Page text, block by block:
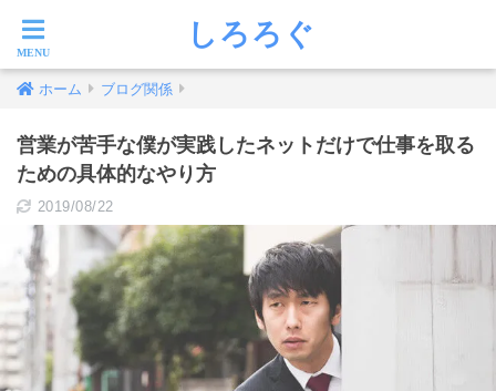
しろろぐ
ホーム ブログ関係
営業が苦手な僕が実践したネットだけで仕事を取る
ための具体的なやり方
2019/08/22